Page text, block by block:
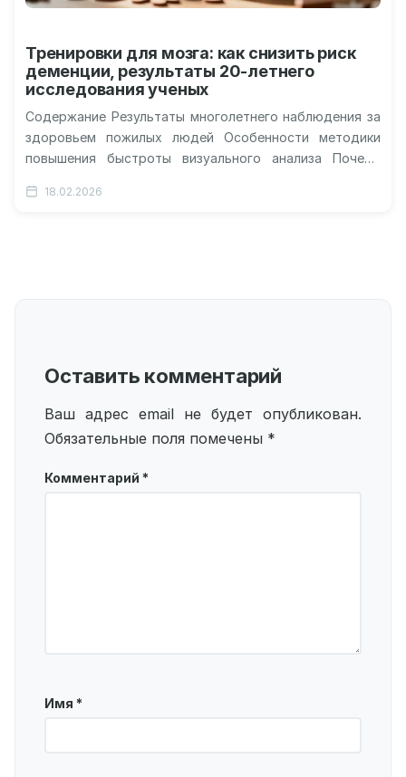
Тренировки для мозга: как снизить риск
деменции, результаты 20-летнего
исследования ученых
Содержание Результаты многолетнего наблюдения за
здоровьем пожилых людей Особенности методики
повышения быстроты визуального анализа Почему
Внедрение научных достижений в повседневную…
18.02.2026
Оставить комментарий
Ваш адрес email не будет опубликован.
Обязательные поля помечены *
Комментарий *
Имя *